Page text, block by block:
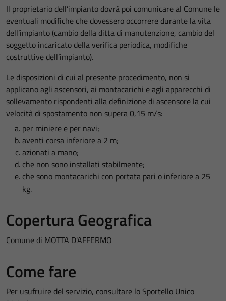
Il proprietario dell’impianto dovrà poi comunicare al Comune le
eventuali modifiche che dovessero occorrere durante la vita
dell’impianto (cambio della ditta di manutenzione, cambio del
soggetto incaricato della verifica periodica, modifiche
costruttive dell’impianto).
Le disposizioni di cui al presente procedimento, non si
applicano agli ascensori, ai montacarichi e agli apparecchi di
sollevamento rispondenti alla definizione di ascensore la cui
velocità di spostamento non supera 0,15 m/s:
per miniere e per navi;
aventi corsa inferiore a 2 m;
azionati a mano;
che non sono installati stabilmente;
che sono montacarichi con portata pari o inferiore a 25
kg.
Copertura Geografica
Comune di MOTTA D'AFFERMO
Come fare
Per usufruire del servizio, consultare lo Sportello Unico